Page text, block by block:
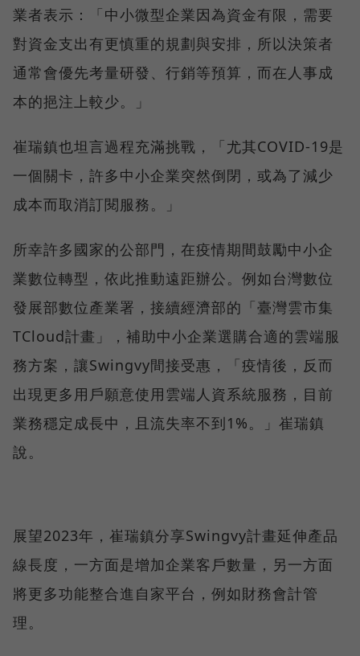
業者表示：「中小微型企業因為資金有限，需要
對資金支出有更慎重的規劃與安排，所以決策者
通常會優先考量研發、行銷等預算，而在人事成
本的挹注上較少。」
崔瑞鎮也坦言過程充滿挑戰，「尤其COVID-19是
一個關卡，許多中小企業突然倒閉，或為了減少
成本而取消訂閱服務。」
所幸許多國家的公部門，在疫情期間鼓勵中小企
業數位轉型，依此推動遠距辦公。例如台灣數位
發展部數位產業署，接續經濟部的「臺灣雲市集
TCloud計畫」，補助中小企業選購合適的雲端服
務方案，讓Swingvy間接受惠，「疫情後，反而
出現更多用戶願意使用雲端人資系統服務，目前
業務穩定成長中，且流失率不到1%。」崔瑞鎮
說。
展望2023年，崔瑞鎮分享Swingvy計畫延伸產品
線長度，一方面是增加企業客戶數量，另一方面
將更多功能整合進自家平台，例如財務會計管
理。